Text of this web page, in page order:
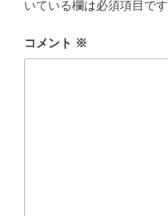
いている欄は必須項目です
コメント ※